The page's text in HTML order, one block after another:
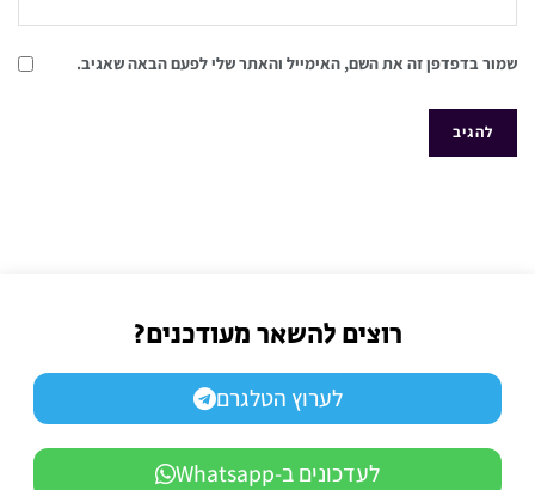
שמור בדפדפן זה את השם, האימייל והאתר שלי לפעם הבאה שאגיב.
רוצים להשאר מעודכנים?
לערוץ הטלגרם
לעדכונים ב-Whatsapp